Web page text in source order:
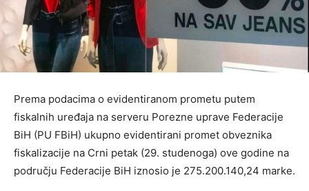
Prema podacima o evidentiranom prometu putem
fiskalnih uređaja na serveru Porezne uprave Federacije
BiH (PU FBiH) ukupno evidentirani promet obveznika
fiskalizacije na Crni petak (29. studenoga) ove godine na
području Federacije BiH iznosio je 275.200.140,24 marke.